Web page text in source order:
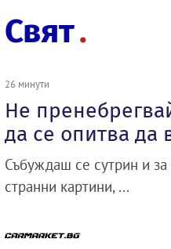
Свят
26 минути
Не
да се опитва
Събуждаш се сутрин и
странни картини, ...